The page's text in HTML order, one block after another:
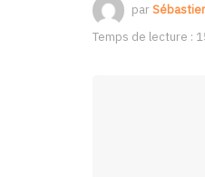
par
Temps de lecture :